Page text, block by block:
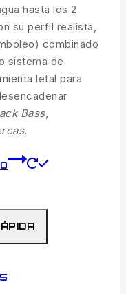
hasta los 2
su perfil realista,
combinado
sistema de
letal para
Bass,
.